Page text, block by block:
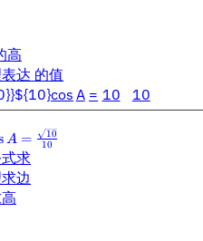
高
达 的值
cos A = 10 10
A = 10
10
求
边